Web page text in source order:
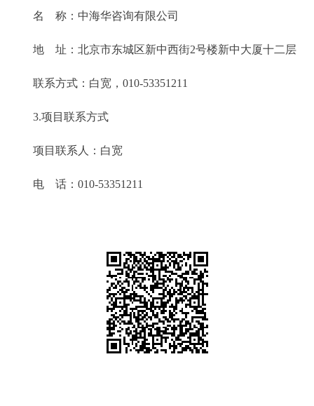
名 称：中海华咨询有限公司
地 址：北京市东城区新中西街2号楼新中大厦十二层
联系方式：白宽，010-53351211
3.项目联系方式
项目联系人：白宽
电 话：010-53351211